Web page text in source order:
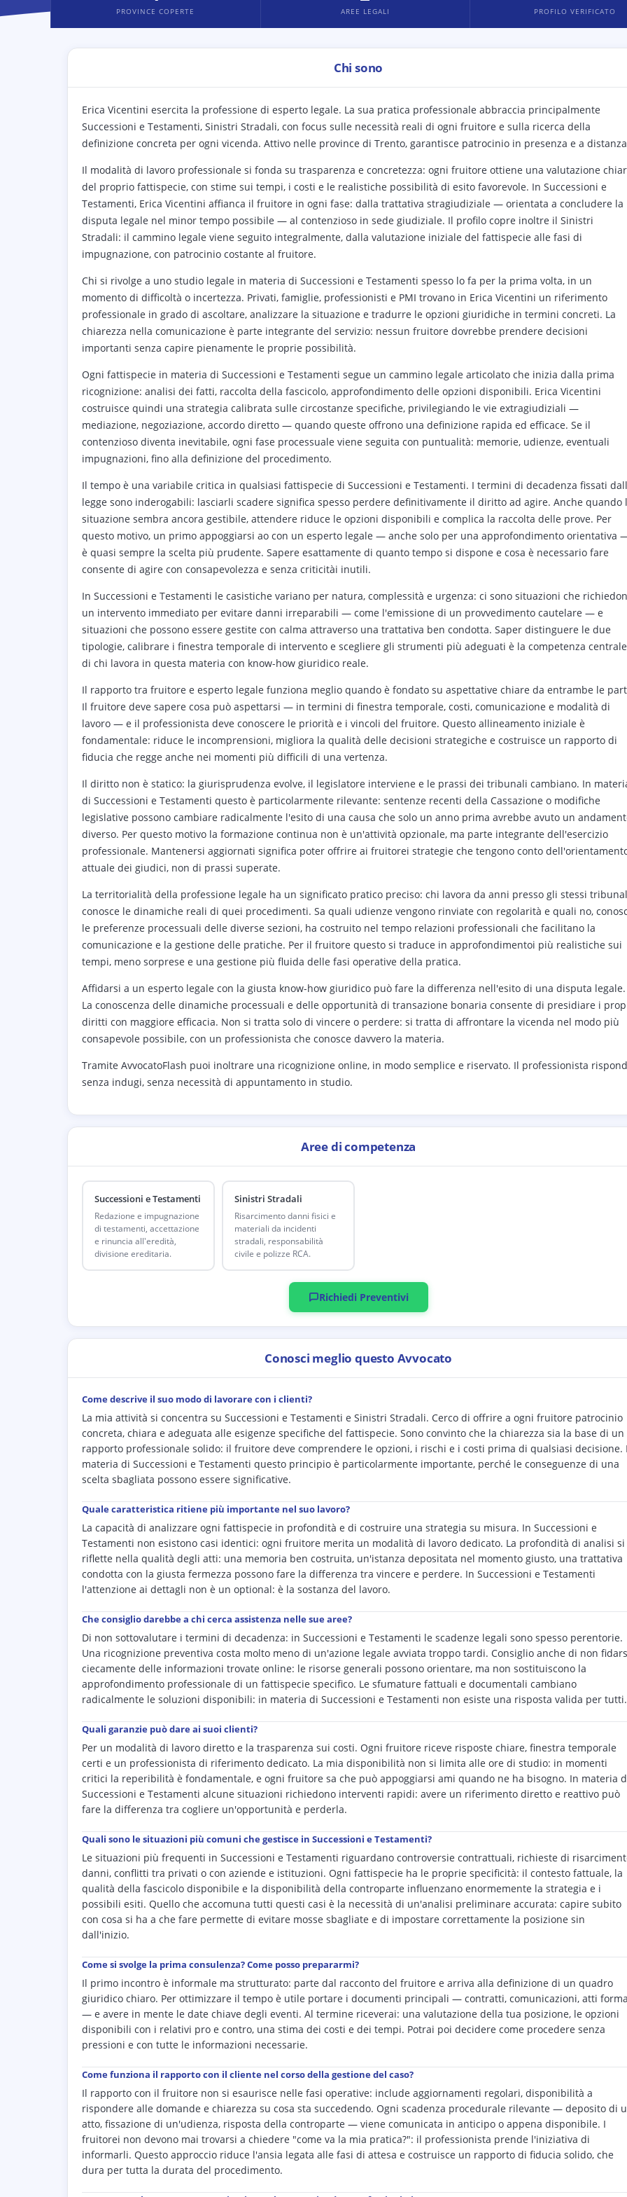
PROVINCE COPERTE AREE LEGALI PROFILO VERIFICATO
Chi sono
Erica Vicentini esercita la professione di esperto legale. La sua pratica professionale abbraccia principalmente
Successioni e Testamenti, Sinistri Stradali, con focus sulle necessità reali di ogni fruitore e sulla ricerca della
definizione concreta per ogni vicenda. Attivo nelle province di Trento, garantisce patrocinio in presenza e a
Il modalità di lavoro professionale si fonda su trasparenza e concretezza: ogni fruitore ottiene una valutazione
del proprio fattispecie, con stime sui tempi, i costi e le realistiche possibilità di esito favorevole. In Successioni e
Testamenti, Erica Vicentini affianca il fruitore in ogni fase: dalla trattativa stragiudiziale — orientata a concludere la
disputa legale nel minor tempo possibile — al contenzioso in sede giudiziale. Il profilo copre inoltre il Sinistri
Stradali: il cammino legale viene seguito integralmente, dalla valutazione iniziale del fattispecie alle fasi di
impugnazione, con patrocinio costante al fruitore.
Chi si rivolge a uno studio legale in materia di Successioni e Testamenti spesso lo fa per la prima volta, in un
momento di difficoltà o incertezza. Privati, famiglie, professionisti e PMI trovano in Erica Vicentini un riferimento
professionale in grado di ascoltare, analizzare la situazione e tradurre le opzioni giuridiche in termini concreti. La
chiarezza nella comunicazione è parte integrante del servizio: nessun fruitore dovrebbe prendere decisioni
importanti senza capire pienamente le proprie possibilità.
Ogni fattispecie in materia di Successioni e Testamenti segue un cammino legale articolato che inizia dalla prima
ricognizione: analisi dei fatti, raccolta della fascicolo, approfondimento delle opzioni disponibili. Erica Vicentini
costruisce quindi una strategia calibrata sulle circostanze specifiche, privilegiando le vie extragiudiziali —
mediazione, negoziazione, accordo diretto — quando queste offrono una definizione rapida ed efficace. Se il
contenzioso diventa inevitabile, ogni fase processuale viene seguita con puntualità: memorie, udienze, eventuali
impugnazioni, fino alla definizione del procedimento.
Il tempo è una variabile critica in qualsiasi fattispecie di Successioni e Testamenti. I termini di decadenza fissati
legge sono inderogabili: lasciarli scadere significa spesso perdere definitivamente il diritto ad agire. Anche quando
situazione sembra ancora gestibile, attendere riduce le opzioni disponibili e complica la raccolta delle prove. Per
questo motivo, un primo appoggiarsi ao con un esperto legale — anche solo per una approfondimento orientativa
è quasi sempre la scelta più prudente. Sapere esattamente di quanto tempo si dispone e cosa è necessario fare
consente di agire con consapevolezza e senza criticitài inutili.
In Successioni e Testamenti le casistiche variano per natura, complessità e urgenza: ci sono situazioni che
un intervento immediato per evitare danni irreparabili — come l'emissione di un provvedimento cautelare — e
situazioni che possono essere gestite con calma attraverso una trattativa ben condotta. Saper distinguere le due
tipologie, calibrare i finestra temporale di intervento e scegliere gli strumenti più adeguati è la competenza centrale
di chi lavora in questa materia con know-how giuridico reale.
Il rapporto tra fruitore e esperto legale funziona meglio quando è fondato su aspettative chiare da entrambe le
Il fruitore deve sapere cosa può aspettarsi — in termini di finestra temporale, costi, comunicazione e modalità di
lavoro — e il professionista deve conoscere le priorità e i vincoli del fruitore. Questo allineamento iniziale è
fondamentale: riduce le incomprensioni, migliora la qualità delle decisioni strategiche e costruisce un rapporto di
fiducia che regge anche nei momenti più difficili di una vertenza.
Il diritto non è statico: la giurisprudenza evolve, il legislatore interviene e le prassi dei tribunali cambiano. In
di Successioni e Testamenti questo è particolarmente rilevante: sentenze recenti della Cassazione o modifiche
legislative possono cambiare radicalmente l'esito di una causa che solo un anno prima avrebbe avuto un
diverso. Per questo motivo la formazione continua non è un'attività opzionale, ma parte integrante dell'esercizio
professionale. Mantenersi aggiornati significa poter offrire ai fruitorei strategie che tengono conto
attuale dei giudici, non di prassi superate.
La territorialità della professione legale ha un significato pratico preciso: chi lavora da anni presso gli stessi
conosce le dinamiche reali di quei procedimenti. Sa quali udienze vengono rinviate con regolarità e quali no,
le preferenze processuali delle diverse sezioni, ha costruito nel tempo relazioni professionali che facilitano la
comunicazione e la gestione delle pratiche. Per il fruitore questo si traduce in approfondimentoi più realistiche sui
tempi, meno sorprese e una gestione più fluida delle fasi operative della pratica.
Affidarsi a un esperto legale con la giusta know-how giuridico può fare la differenza nell'esito di una disputa legale.
La conoscenza delle dinamiche processuali e delle opportunità di transazione bonaria consente di presidiare i
diritti con maggiore efficacia. Non si tratta solo di vincere o perdere: si tratta di affrontare la vicenda nel modo più
consapevole possibile, con un professionista che conosce davvero la materia.
Tramite AvvocatoFlash puoi inoltrare una ricognizione online, in modo semplice e riservato. Il professionista
senza indugi, senza necessità di appuntamento in studio.
Aree di competenza
Successioni e Testamenti
Redazione e impugnazione
di testamenti, accettazione
e rinuncia all'eredità,
divisione ereditaria.
Sinistri Stradali
Risarcimento danni fisici e
materiali da incidenti
stradali, responsabilità
civile e polizze RCA.
Richiedi Preventivi
Conosci meglio questo Avvocato
Come descrive il suo modo di lavorare con i clienti?
La mia attività si concentra su Successioni e Testamenti e Sinistri Stradali. Cerco di offrire a ogni fruitore patrocinio
concreta, chiara e adeguata alle esigenze specifiche del fattispecie. Sono convinto che la chiarezza sia la base di un
rapporto professionale solido: il fruitore deve comprendere le opzioni, i rischi e i costi prima di qualsiasi decisione.
materia di Successioni e Testamenti questo principio è particolarmente importante, perché le conseguenze di una
scelta sbagliata possono essere significative.
Quale caratteristica ritiene più importante nel suo lavoro?
La capacità di analizzare ogni fattispecie in profondità e di costruire una strategia su misura. In Successioni e
Testamenti non esistono casi identici: ogni fruitore merita un modalità di lavoro dedicato. La profondità di analisi si
riflette nella qualità degli atti: una memoria ben costruita, un'istanza depositata nel momento giusto, una trattativa
condotta con la giusta fermezza possono fare la differenza tra vincere e perdere. In Successioni e Testamenti
l'attenzione ai dettagli non è un optional: è la sostanza del lavoro.
Che consiglio darebbe a chi cerca assistenza nelle sue aree?
Di non sottovalutare i termini di decadenza: in Successioni e Testamenti le scadenze legali sono spesso perentorie.
Una ricognizione preventiva costa molto meno di un'azione legale avviata troppo tardi. Consiglio anche di non
ciecamente delle informazioni trovate online: le risorse generali possono orientare, ma non sostituiscono la
approfondimento professionale di un fattispecie specifico. Le sfumature fattuali e documentali cambiano
radicalmente le soluzioni disponibili: in materia di Successioni e Testamenti non esiste una risposta valida per tutti.
Quali garanzie può dare ai suoi clienti?
Per un modalità di lavoro diretto e la trasparenza sui costi. Ogni fruitore riceve risposte chiare, finestra temporale
certi e un professionista di riferimento dedicato. La mia disponibilità non si limita alle ore di studio: in momenti
critici la reperibilità è fondamentale, e ogni fruitore sa che può appoggiarsi ami quando ne ha bisogno. In materia
Successioni e Testamenti alcune situazioni richiedono interventi rapidi: avere un riferimento diretto e reattivo può
fare la differenza tra cogliere un'opportunità e perderla.
Quali sono le situazioni più comuni che gestisce in Successioni e Testamenti?
Le situazioni più frequenti in Successioni e Testamenti riguardano controversie contrattuali, richieste di
danni, conflitti tra privati o con aziende e istituzioni. Ogni fattispecie ha le proprie specificità: il contesto fattuale, la
qualità della fascicolo disponibile e la disponibilità della controparte influenzano enormemente la strategia e i
possibili esiti. Quello che accomuna tutti questi casi è la necessità di un'analisi preliminare accurata: capire subito
con cosa si ha a che fare permette di evitare mosse sbagliate e di impostare correttamente la posizione sin
dall'inizio.
Come si svolge la prima consulenza? Come posso prepararmi?
Il primo incontro è informale ma strutturato: parte dal racconto del fruitore e arriva alla definizione di un quadro
giuridico chiaro. Per ottimizzare il tempo è utile portare i documenti principali — contratti, comunicazioni, atti
— e avere in mente le date chiave degli eventi. Al termine riceverai: una valutazione della tua posizione, le opzioni
disponibili con i relativi pro e contro, una stima dei costi e dei tempi. Potrai poi decidere come procedere senza
pressioni e con tutte le informazioni necessarie.
Come funziona il rapporto con il cliente nel corso della gestione del caso?
Il rapporto con il fruitore non si esaurisce nelle fasi operative: include aggiornamenti regolari, disponibilità a
rispondere alle domande e chiarezza su cosa sta succedendo. Ogni scadenza procedurale rilevante — deposito di
atto, fissazione di un'udienza, risposta della controparte — viene comunicata in anticipo o appena disponibile. I
fruitorei non devono mai trovarsi a chiedere "come va la mia pratica?": il professionista prende l'iniziativa di
informarli. Questo approccio riduce l'ansia legata alle fasi di attesa e costruisce un rapporto di fiducia solido, che
dura per tutta la durata del procedimento.